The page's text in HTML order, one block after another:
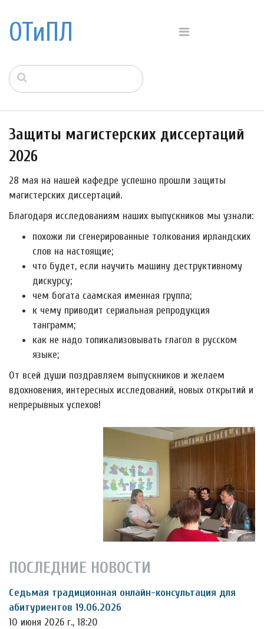
ОТиПЛ
Защиты магистерских диссертаций
2026
28 мая на нашей кафедре успешно прошли защиты
магистерских диссертаций.
Благодаря исследованиям наших выпускников мы узнали:
похожи ли сгенерированные толкования ирландских
слов на настоящие;
что будет, если научить машину деструктивному
дискурсу;
чем богата саамская именная группа;
к чему приводит сериальная репродукция
танграмм;
как не надо топикализовывать глагол в русском
языке;
От всей души поздравляем выпускников и желаем
вдохновения, интересных исследований, новых открытий и
непрерывных успехов!
ПОСЛЕДНИЕ НОВОСТИ
Седьмая традиционная онлайн-консультация для
абитуриентов 19.06.2026
10 июня 2026 г., 18:20